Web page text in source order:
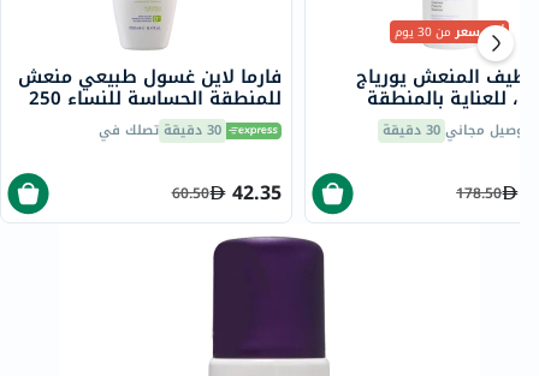
فارما لاين غسول طبيعي منعش
للمنطقة الحساسة للنساء 250
مل 30 دقيقة تصلك في
42.35
60.50
أقل سعرمن 30 يوم
المنعش يورياج
للعناية بالمنطقة
مل
توصيل مجاني30 دقيقة
178.50